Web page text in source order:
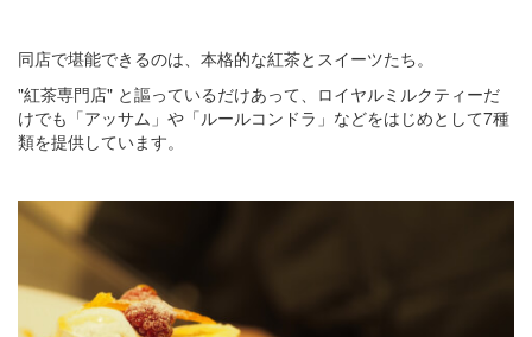
同店で堪能できるのは、本格的な紅茶とスイーツたち。
"紅茶専門店" と謳っているだけあって、ロイヤルミルクティーだ
けでも「アッサム」や「ルールコンドラ」などをはじめとして7種
類を提供しています。